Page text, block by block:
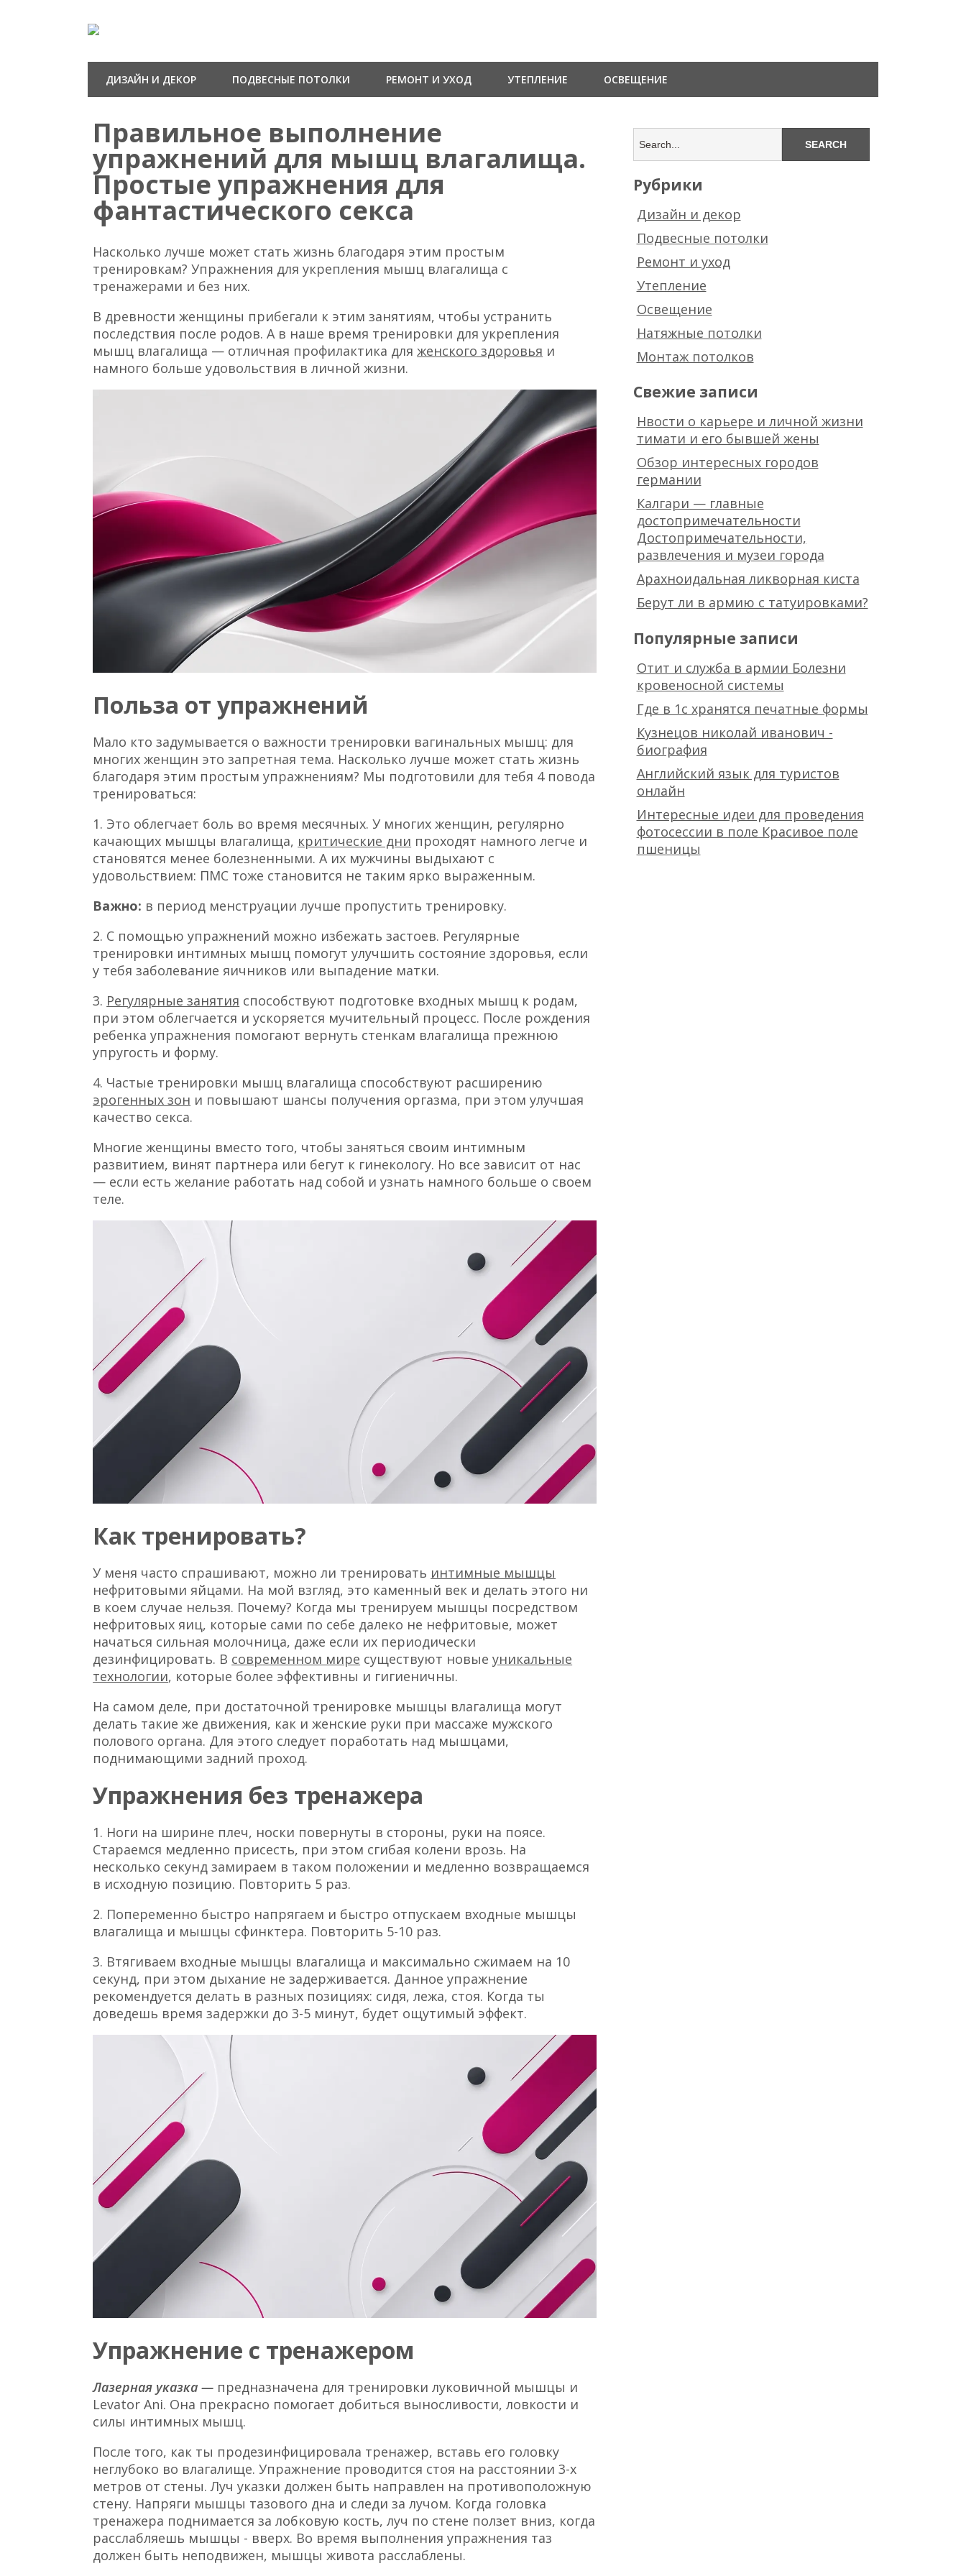
ДИЗАЙН И ДЕКОР ПОДВЕСНЫЕ ПОТОЛКИ РЕМОНТ И УХОД УТЕПЛЕНИЕ ОСВЕЩЕНИЕ
Правильное выполнение
упражнений для мышц влагалища.
Простые упражнения для
фантастического секса
Насколько лучше может стать жизнь благодаря этим простым
тренировкам? Упражнения для укрепления мышц влагалища с
тренажерами и без них.
В древности женщины прибегали к этим занятиям, чтобы устранить
последствия после родов. А в наше время тренировки для укрепления
мышц влагалища — отличная профилактика дляженского здоровья и
намного больше удовольствия в личной жизни.
Польза от упражнений
Мало кто задумывается о важности тренировки вагинальных мышц: для
многих женщин это запретная тема. Насколько лучше может стать жизнь
благодаря этим простым упражнениям? Мы подготовили для тебя 4 повода
тренироваться:
1. Это облегчает боль во время месячных. У многих женщин, регулярно
качающих мышцы влагалища, критические дни проходят намного легче и
становятся менее болезненными. А их мужчины выдыхают с
удовольствием: ПМС тоже становится не таким ярко выраженным.
Важно: в период менструации лучше пропустить тренировку.
2. С помощью упражнений можно избежать застоев. Регулярные
тренировки интимных мышц помогут улучшить состояние здоровья, если
у тебя заболевание яичников или выпадение матки.
3. Регулярные занятия способствуют подготовке входных мышц к родам,
при этом облегчается и ускоряется мучительный процесс. После рождения
ребенка упражнения помогают вернуть стенкам влагалища прежнюю
упругость и форму.
4. Частые тренировки мышц влагалища способствуют расширению
эрогенных зон и повышают шансы получения оргазма, при этом улучшая
качество секса.
Многие женщины вместо того, чтобы заняться своим интимным
развитием, винят партнера или бегут к гинекологу. Но все зависит от нас
— если есть желание работать над собой и узнать намного больше о своем
теле.
Как тренировать?
У меня часто спрашивают, можно ли тренировать интимные мышцы
нефритовыми яйцами. На мой взгляд, это каменный век и делать этого ни
в коем случае нельзя. Почему? Когда мы тренируем мышцы посредством
нефритовых яиц, которые сами по себе далеко не нефритовые, может
начаться сильная молочница, даже если их периодически
дезинфицировать. В современном мире существуют новыеуникальные
технологии, которые более эффективны и гигиеничны.
На самом деле, при достаточной тренировке мышцы влагалища могут
делать такие же движения, как и женские руки при массаже мужского
полового органа. Для этого следует поработать над мышцами,
поднимающими задний проход.
Упражнения без тренажера
1. Ноги на ширине плеч, носки повернуты в стороны, руки на поясе.
Стараемся медленно присесть, при этом сгибая колени врозь. На
несколько секунд замираем в таком положении и медленно возвращаемся
в исходную позицию. Повторить 5 раз.
2. Попеременно быстро напрягаем и быстро отпускаем входные мышцы
влагалища и мышцы сфинктера. Повторить 5-10 раз.
3. Втягиваем входные мышцы влагалища и максимально сжимаем на 10
секунд, при этом дыхание не задерживается. Данное упражнение
рекомендуется делать в разных позициях: сидя, лежа, стоя. Когда ты
доведешь время задержки до 3-5 минут, будет ощутимый эффект.
Упражнение с тренажером
Лазерная указка — предназначена для тренировки луковичной мышцы и
Levator Ani. Она прекрасно помогает добиться выносливости, ловкости и
силы интимных мышц.
После того, как ты продезинфицировала тренажер, вставь его головку
неглубоко во влагалище. Упражнение проводится стоя на расстоянии 3-х
метров от стены. Луч указки должен быть направлен на противоположную
стену. Напряги мышцы тазового дна и следи за лучом. Когда головка
тренажера поднимается за лобковую кость, луч по стене ползет вниз, когда
расслабляешь мышцы - вверх. Во время выполнения упражнения таз
должен быть неподвижен, мышцы живота расслаблены.
Рубрики
Дизайн и декор
Подвесные потолки
Ремонт и уход
Утепление
Освещение
Натяжные потолки
Монтаж потолков
Свежие записи
Нвости о карьере и личной жизни
тимати и его бывшей жены
Обзор интересных городов
германии
Калгари — главные
достопримечательности
Достопримечательности,
развлечения и музеи города
Арахноидальная ликворная киста
Берут ли в армию с татуировками?
Популярные записи
Отит и служба в армии Болезни
кровеносной системы
Где в 1с хранятся печатные формы
Кузнецов николай иванович -
биография
Английский язык для туристов
онлайн
Интересные идеи для проведения
фотосессии в поле Красивое поле
пшеницы